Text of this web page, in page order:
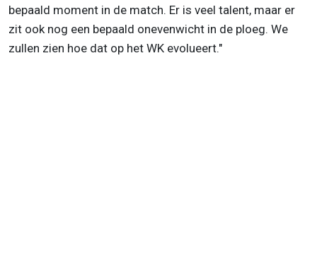
bepaald moment in de match. Er is veel talent, maar er
zit ook nog een bepaald onevenwicht in de ploeg. We
zullen zien hoe dat op het WK evolueert."